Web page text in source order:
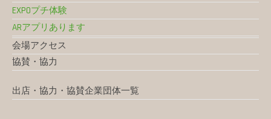
EXPOプチ体験
ARアプリあります
会場アクセス
協賛・協力
出店・協力・協賛企業団体一覧